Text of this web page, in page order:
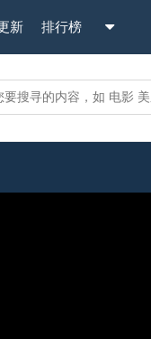
新 排行榜